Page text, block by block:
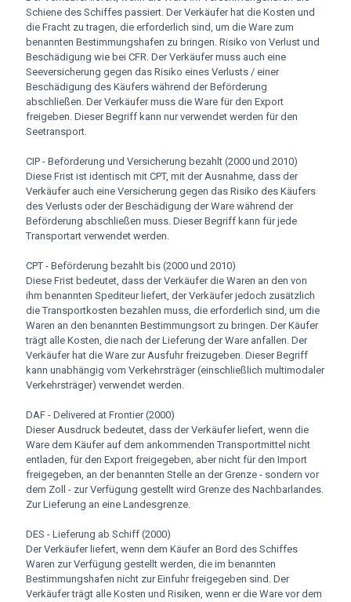
Schiene des Schiffes passiert. Der Verkäufer hat die Kosten und
die Fracht zu tragen, die erforderlich sind, um die Ware zum
benannten Bestimmungshafen zu bringen. Risiko von Verlust und
Beschädigung wie bei CFR. Der Verkäufer muss auch eine
Seeversicherung gegen das Risiko eines Verlusts / einer
Beschädigung des Käufers während der Beförderung
abschließen. Der Verkäufer muss die Ware für den Export
freigeben. Dieser Begriff kann nur verwendet werden für den
Seetransport.
CIP - Beförderung und Versicherung bezahlt (2000 und 2010)
Diese Frist ist identisch mit CPT, mit der Ausnahme, dass der
Verkäufer auch eine Versicherung gegen das Risiko des Käufers
des Verlusts oder der Beschädigung der Ware während der
Beförderung abschließen muss. Dieser Begriff kann für jede
Transportart verwendet werden.
CPT - Beförderung bezahlt bis (2000 und 2010)
Diese Frist bedeutet, dass der Verkäufer die Waren an den von
ihm benannten Spediteur liefert, der Verkäufer jedoch zusätzlich
die Transportkosten bezahlen muss, die erforderlich sind, um die
Waren an den benannten Bestimmungsort zu bringen. Der Käufer
trägt alle Kosten, die nach der Lieferung der Ware anfallen. Der
Verkäufer hat die Ware zur Ausfuhr freizugeben. Dieser Begriff
kann unabhängig vom Verkehrsträger (einschließlich multimodaler
Verkehrsträger) verwendet werden.
DAF - Delivered at Frontier (2000)
Dieser Ausdruck bedeutet, dass der Verkäufer liefert, wenn die
Ware dem Käufer auf dem ankommenden Transportmittel nicht
entladen, für den Export freigegeben, aber nicht für den Import
freigegeben, an der benannten Stelle an der Grenze - sondern vor
dem Zoll - zur Verfügung gestellt wird Grenze des Nachbarlandes.
Zur Lieferung an eine Landesgrenze.
DES - Lieferung ab Schiff (2000)
Der Verkäufer liefert, wenn dem Käufer an Bord des Schiffes
Waren zur Verfügung gestellt werden, die im benannten
Bestimmungshafen nicht zur Einfuhr freigegeben sind. Der
Verkäufer trägt alle Kosten und Risiken, wenn er die Ware vor dem